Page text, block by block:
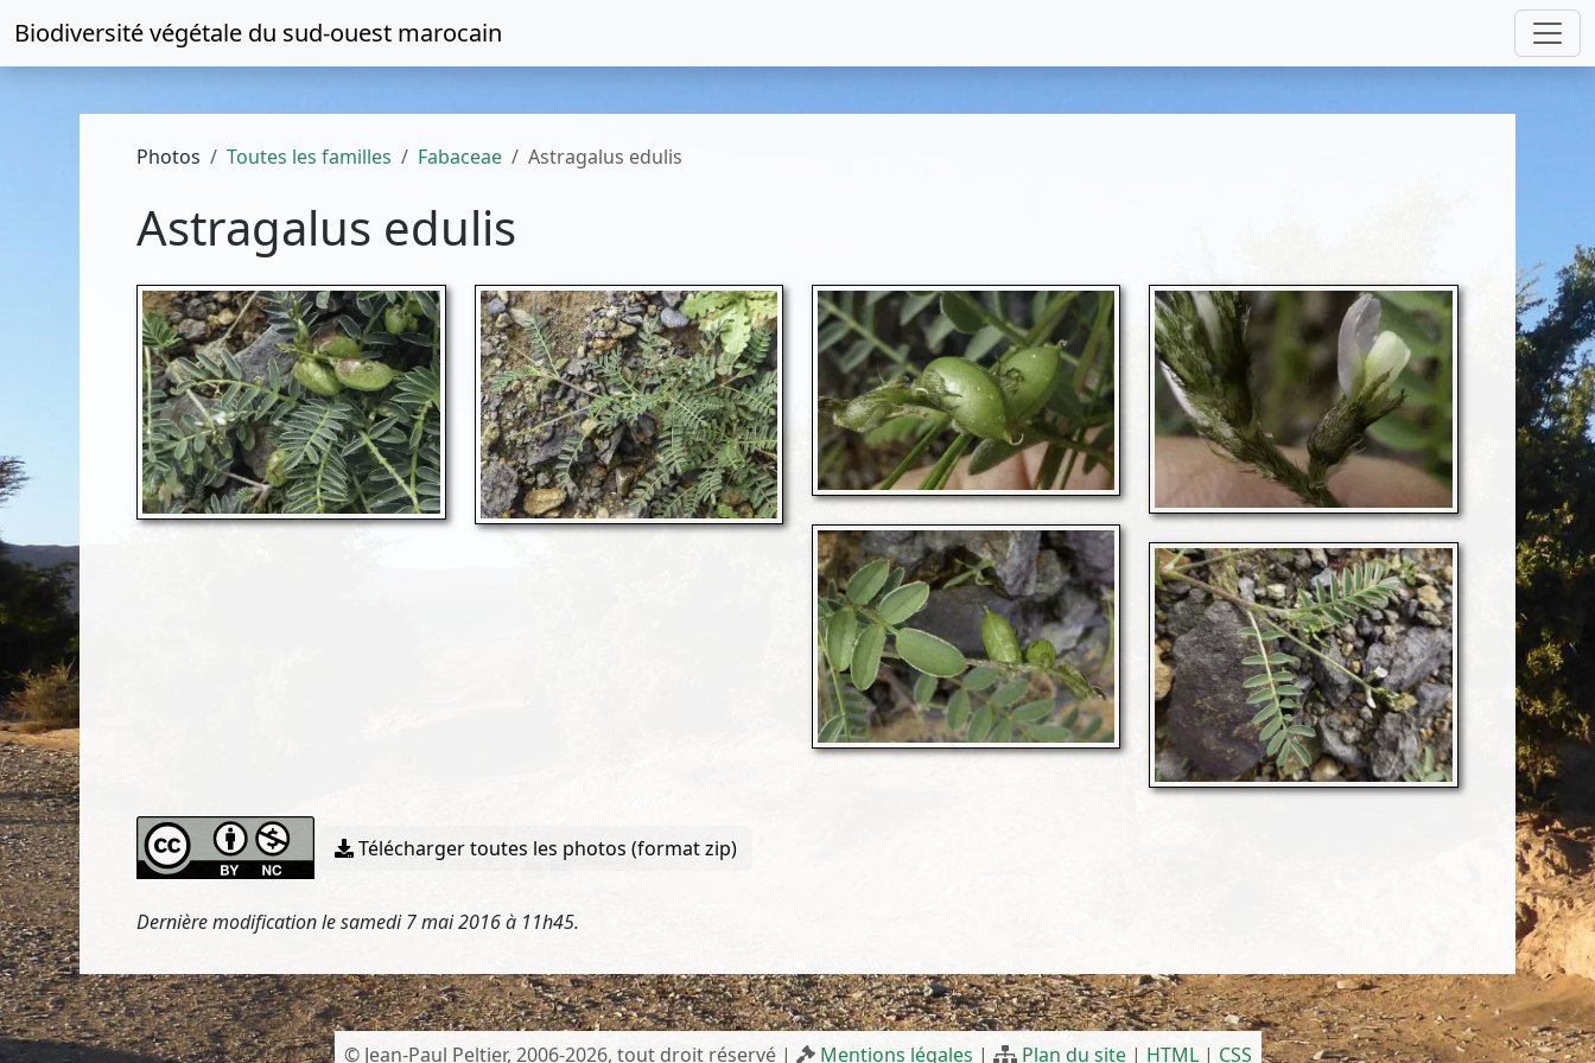
Biodiversité végétale du sud-ouest marocain
Photos Toutes les familles Fabaceae Astragalus edulis
Astragalus edulis
Télécharger toutes les photos (format zip)
Dernière modification le samedi 7 mai 2016 à 11h45.
© Jean-Paul Peltier, 2006-2026, tout droit réservé | Mentions légales | Plan du site| HTML| CSS